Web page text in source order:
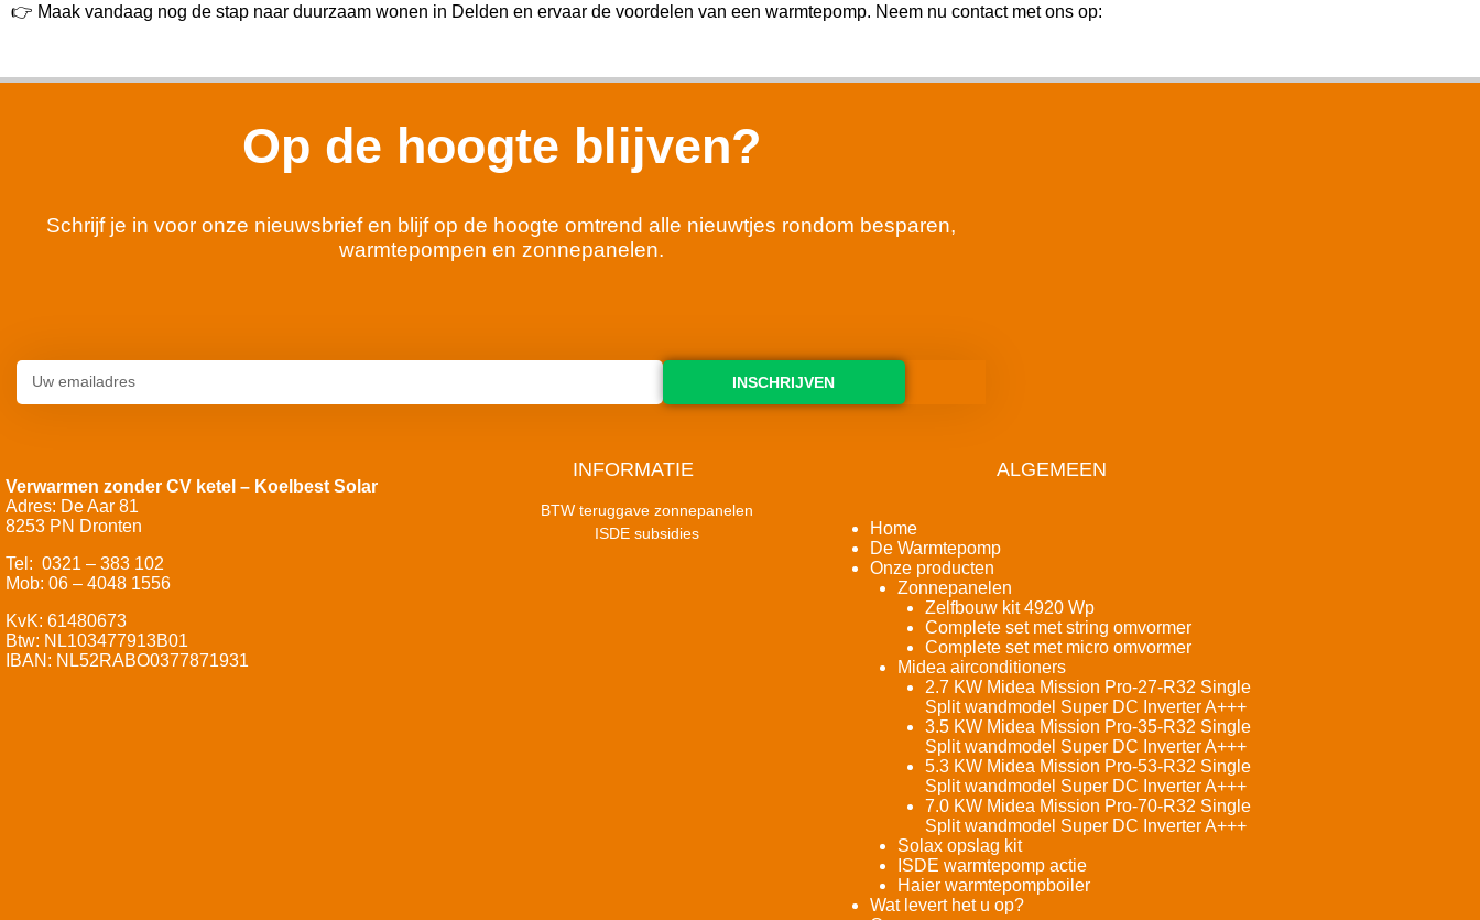
👉 Maak vandaag nog de stap naar duurzaam wonen in Delden en ervaar de voordelen van een warmtepomp. Neem nu contact met ons op:
Op de hoogte blijven?
Schrijf je in voor onze nieuwsbrief en blijf op de hoogte omtrend alle nieuwtjes rondom besparen,
warmtepompen en zonnepanelen.
INSCHRIJVEN
Verwarmen zonder CV ketel – Koelbest Solar
Adres: De Aar 81
8253 PN Dronten
Tel: 0321 – 383 102
Mob: 06 – 4048 1556
KvK: 61480673
Btw: NL103477913B01
IBAN: NL52RABO0377871931
INFORMATIE
BTW teruggave zonnepanelen
ISDE subsidies
ALGEMEEN
Home
De Warmtepomp
Onze producten
Zonnepanelen
Zelfbouw kit 4920 Wp
Complete set met string omvormer
Complete set met micro omvormer
Midea airconditioners
2.7 KW Midea Mission Pro-27-R32 Single
Split wandmodel Super DC Inverter A+++
3.5 KW Midea Mission Pro-35-R32 Single
Split wandmodel Super DC Inverter A+++
5.3 KW Midea Mission Pro-53-R32 Single
Split wandmodel Super DC Inverter A+++
7.0 KW Midea Mission Pro-70-R32 Single
Split wandmodel Super DC Inverter A+++
Solax opslag kit
ISDE warmtepomp actie
Haier warmtepompboiler
Wat levert het u op?